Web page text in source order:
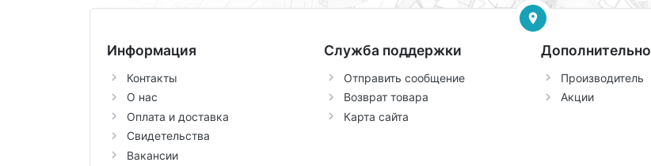
Информация
Контакты
О нас
Оплата и доставка
Свидетельства
Вакансии
Служба поддержки
Отправить сообщение
Возврат товара
Карта сайта
Дополнительно
Производитель
Акции